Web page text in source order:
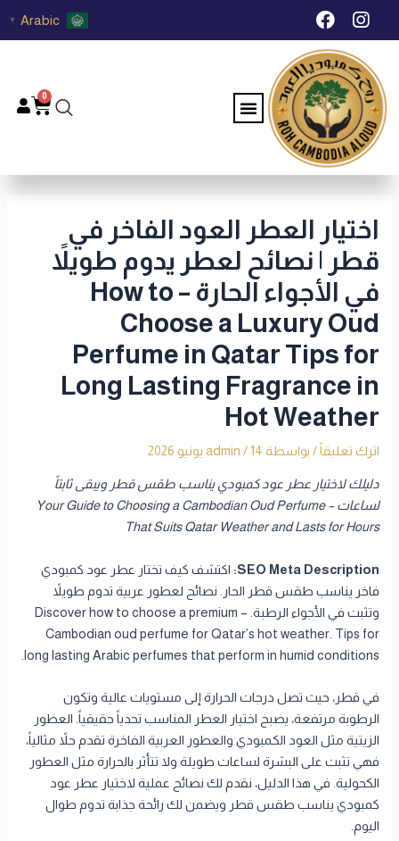
تخطي I
n
s
t
a
g
r
a
m
F
a
c
e
b
o
o
k
Arabic
▼
Menu
0
اختيار العطر العود الفاخر في
قطر | نصائح لعطر يدوم طويلاً
في الأجواء الحارة – How to
Choose a Luxury Oud
Perfume in Qatar Tips for
Long Lasting Fragrance in
Hot Weather
اترك تعليقاً / بواسطة admin /14 يونيو 2026
دليلك لاختيار عطر عود كمبودي يناسب طقس قطر ويبقى ثابتاً
لساعات – Your Guide to Choosing a Cambodian Oud Perfume
That Suits Qatar Weather and Lasts for Hours
SEO Meta Description: اكتشف كيف تختار عطر عود كمبودي
فاخر يناسب طقس قطر الحار. نصائح لعطور عربية تدوم طويلاً
وتثبت في الأجواء الرطبة. – Discover how to choose a premium
Cambodian oud perfume for Qatar’s hot weather. Tips for
long lasting Arabic perfumes that perform in humid conditions.
في قطر، حيث تصل درجات الحرارة إلى مستويات عالية وتكون
الرطوبة مرتفعة، يصبح اختيار العطر المناسب تحدياً حقيقياً. العطور
الزيتية مثل العود الكمبودي والعطور العربية الفاخرة تقدم حلاً مثالياً،
فهي تثبت على البشرة لساعات طويلة ولا تتأثر بالحرارة مثل العطور
الكحولية. في هذا الدليل، نقدم لك نصائح عملية لاختيار عطر عود
كمبودي يناسب طقس قطر ويضمن لك رائحة جذابة تدوم طوال
اليوم.
Post
navigation